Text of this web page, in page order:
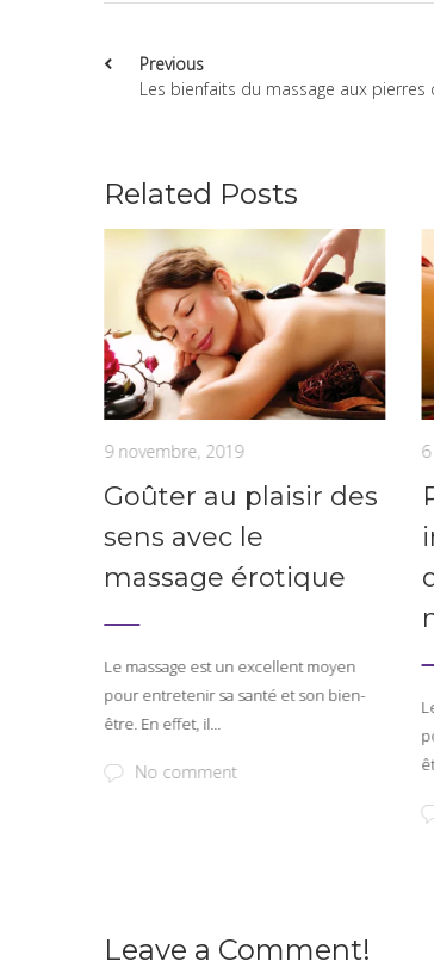
Previous
Les bienfaits du massage aux pierres
Related Posts
9 novembre, 2019
Goûter au plaisir des
sens avec le
massage érotique
Le massage est un excellent moyen
pour entretenir sa santé et son bien-
être. En effet, il...
No comment
Leave a Comment!